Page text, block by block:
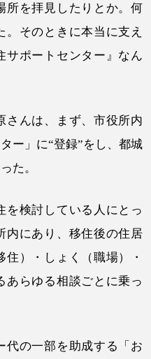
所を拝見したりとか。何
。そのときに本当に支え
サポートセンター』なん
さんは、まず、市役所内
ー」に“登録”をし、都城
た。
を検討している人にとっ
内にあり、移住後の住居
）・しょく（職場）・
あらゆる相談ごとに乗っ
代の一部を助成する「お